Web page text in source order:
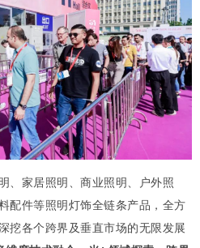
、家居照明、商业照明、户外照
配件等照明灯饰全链条产品，全方
挖各个跨界及垂直市场的无限发展